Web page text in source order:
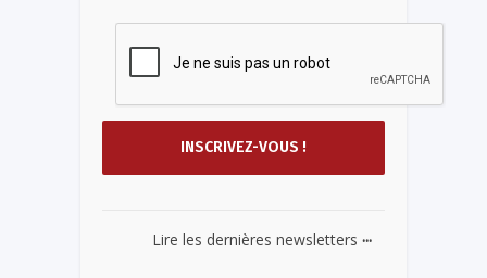
Lire les dernières newsletters ...